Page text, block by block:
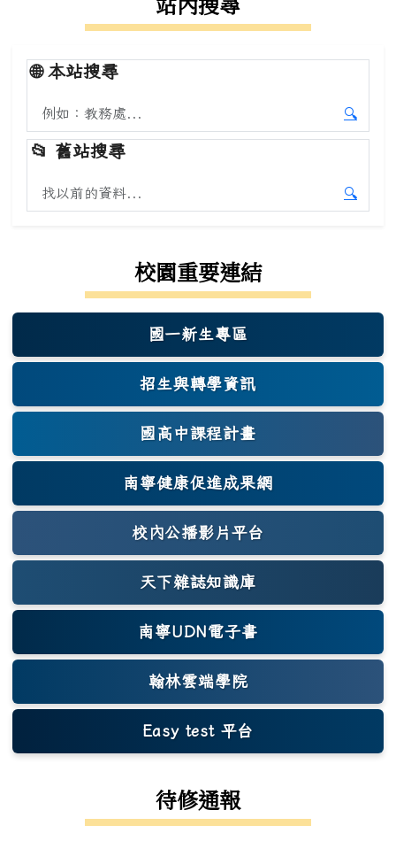
🌐本站搜尋
搜尋本站內容
🔍
開始本
📂 舊站搜尋
搜尋舊站內容
🔍
開始舊
校園重要連結
國一新生專區
(另開新視窗)
招生與轉學資訊
國高中課程計畫
南寧健康促進成果網
(另開新視窗)
校內公播影片平台
天下雜誌知識庫
(另開新視窗)
南寧UDN電子書
翰林雲端學院
Easy test 平台
(另開新視窗)
待修通報